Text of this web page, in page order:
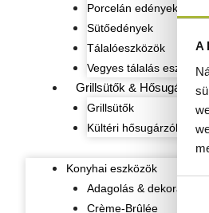
A
Porcelán edények
Sütőedények
Tálalóeszközök
Vegyes tálalás eszközök
Grillsütők & Hősugárzók
Grillsütők
Kültéri hősugárzók
Konyhai eszközök
Adagolás & dekorálás
Crème-Brûlée